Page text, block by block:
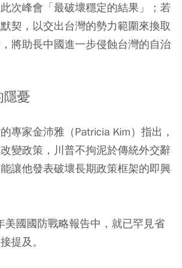
次峰會「最破壞穩定的結果」；若
契，以交出台灣的勢力範圍來換取
將助長中國進一步侵蝕台灣的自治
隱憂
專家金沛雅（Patricia Kim）指出，
變政策，川普不拘泥於傳統外交辭
讓他發表破壞長期政策框架的即興
國國防戰略報告中，就已罕見省
提及。